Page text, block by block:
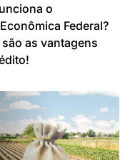
o
Federal?
as vantagens